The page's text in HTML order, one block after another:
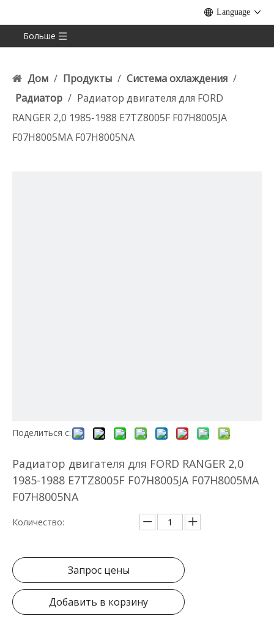
Language
Больше
Дом / Продукты / Система охлаждения /
Радиатор / Радиатор двигателя для FORD
RANGER 2,0 1985-1988 E7TZ8005F F07H8005JA
F07H8005MA F07H8005NA
Поделиться с:
Радиатор двигателя для FORD RANGER 2,0
1985-1988 E7TZ8005F F07H8005JA F07H8005MA
F07H8005NA
Количество:
Запрос цены
Добавить в корзину